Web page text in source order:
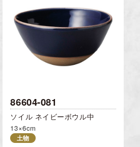
86604-081
ソイル ネイビーボウル中
13×6cm
土物